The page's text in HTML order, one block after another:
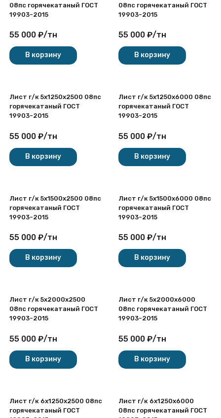
08пс горячекатаный ГОСТ
19903-2015
55 000 ₽/тн
В корзину
08пс горячекатаный ГОСТ
19903-2015
55 000 ₽/тн
В корзину
Лист г/к 5х1250x2500 08пс
горячекатаный ГОСТ
19903-2015
55 000 ₽/тн
В корзину
Лист г/к 5х1250x6000 08пс
горячекатаный ГОСТ
19903-2015
55 000 ₽/тн
В корзину
Лист г/к 5х1500x2500 08пс
горячекатаный ГОСТ
19903-2015
55 000 ₽/тн
В корзину
Лист г/к 5х1500x6000 08пс
горячекатаный ГОСТ
19903-2015
55 000 ₽/тн
В корзину
Лист г/к 5х2000x2500
08пс горячекатаный ГОСТ
19903-2015
55 000 ₽/тн
В корзину
Лист г/к 5х2000x6000
08пс горячекатаный ГОСТ
19903-2015
55 000 ₽/тн
В корзину
Лист г/к 6х1250x2500 08пс
горячекатаный ГОСТ
Лист г/к 6х1250x6000
08пс горячекатаный ГОСТ